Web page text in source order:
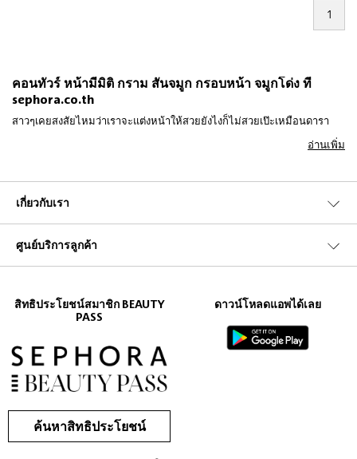
1
คอนทัวร์ หน้ามีมิติ กราม สันจมูก กรอบหน้า จมูกโด่ง ที่
sephora.co.th
สาวๆเคยสงสัยไหมว่าเราจะแต่งหน้าให้สวยยังไงก็ไม่สวยเป๊ะเหมือนดารา
ฮอลลีวู้ดที่เดินบนพรมแดง ทำไมน่ะหรอ ก็เพราะพวกเค้าใช้เทคนิกการคอน
ทัวร์ใบหน้าไงล่ะ หน้าของแต่ละนางถึงได้ โดดเด้งได้ขนาดนั้น สาวๆลองเลือก
เลือกถึง 3 เฉดสี ทั้งบรอนเซอร์ ไฮไลท์ และบลัช หรือจะเป็นตัวFace Contour
Kitที่มีบรอนเซอร์และไฮไลท์ หรือแบรนด์
อ่านเพิ่ม
เกี่ยวกับเรา
ศูนย์บริการลูกค้า
สิทธิประโยชน์สมาชิก BEAUTY
PASS
ค้นหาสิทธิประโยชน์
ดาวน์โหลดแอพได้เลย